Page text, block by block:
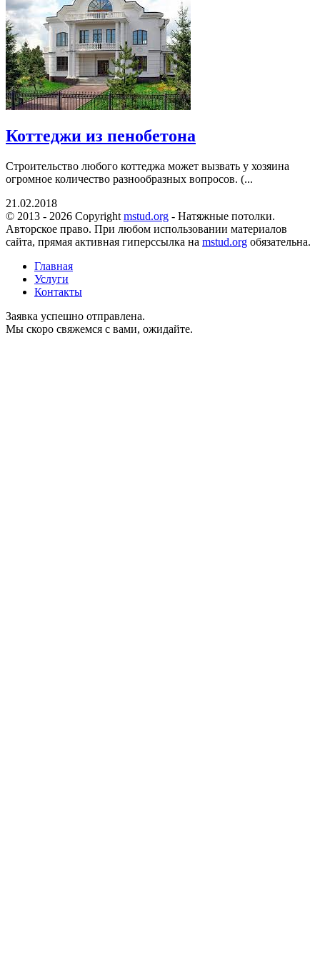
Коттеджи из пенобетона
Строительство любого коттеджа может вызвать у хозяина
огромное количество разнообразных вопросов. (...
21.02.2018
© 2013 - 2026 Copyright mstud.org - Натяжные потолки.
Авторское право. При любом использовании материалов
сайта, прямая активная гиперссылка на mstud.org обязательна.
Главная
Услуги
Контакты
Заявка успешно отправлена.
Мы скоро свяжемся с вами, ожидайте.